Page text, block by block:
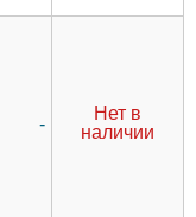
-
Нет в
наличии